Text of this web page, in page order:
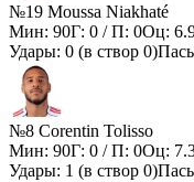
№19 Moussa Niakhaté
Мин: 90Г: 0 / П: 0Оц:
Удары: 0 (в створ 0)
№8 Corentin Tolisso
Мин: 90Г: 0 / П: 0Оц:
Удары: 1 (в створ 0)